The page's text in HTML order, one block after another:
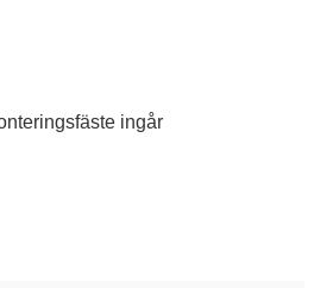
ingår